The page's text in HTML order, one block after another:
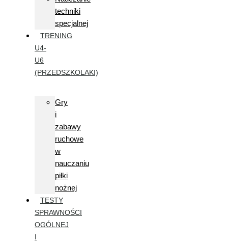
techniki
specjalnej
TRENING
U4-
U6
(PRZEDSZKOLAKI)
Gry
i
zabawy
ruchowe
w
nauczaniu
piłki
nożnej
TESTY
SPRAWNOŚCI
OGÓLNEJ
I